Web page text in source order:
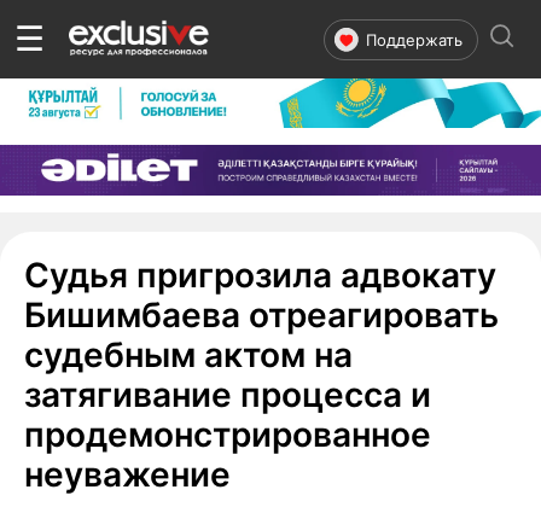
☰ Поддержать
Судья пригрозила адвокату
Бишимбаева отреагировать
судебным актом на
затягивание процесса и
продемонстрированное
неуважение